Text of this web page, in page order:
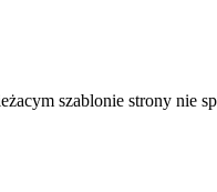
szablonie strony nie